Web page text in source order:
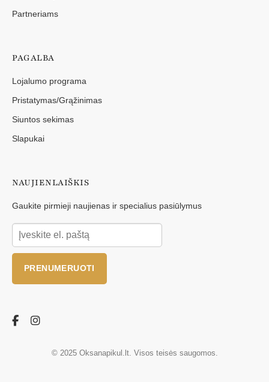
Partneriams
PAGALBA
Lojalumo programa
Pristatymas/Grąžinimas
Siuntos sekimas
Slapukai
NAUJIENLAIŠKIS
Gaukite pirmieji naujienas ir specialius pasiūlymus
PRENUMERUOTI
© 2025 Oksanapikul.lt. Visos teisės saugomos.